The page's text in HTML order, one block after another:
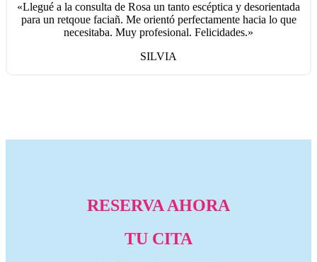
«Llegué a la consulta de Rosa un tanto escéptica y desorientada
para un retqoue faciañ. Me orientó perfectamente hacia lo que
necesitaba. Muy profesional. Felicidades.»
SILVIA
RESERVA AHORA
TU CITA